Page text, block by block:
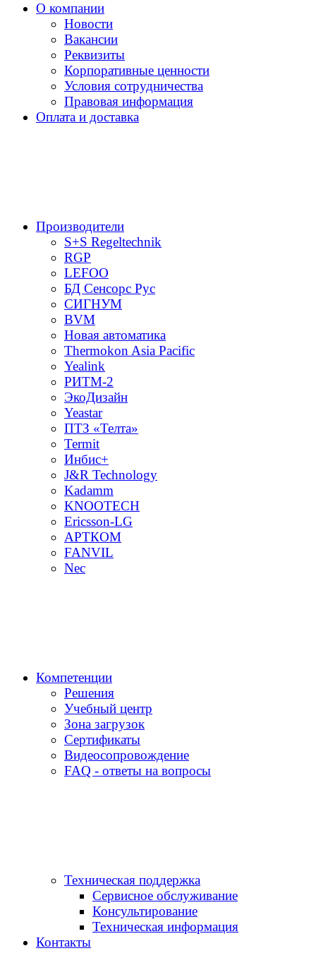
О компании
Новости
Вакансии
Реквизиты
Корпоративные ценности
Условия сотрудничества
Правовая информация
Оплата и доставка
Производители
S+S Regeltechnik
RGP
LEFOO
БД Сенсорс Рус
СИГНУМ
BVM
Новая автоматика
Thermokon Asia Pacific
Yealink
РИТМ-2
ЭкоДизайн
Yeastar
ПТЗ «Телта»
Termit
Инбис+
J&R Technology
Kadamm
KNOOTECH
Ericsson-LG
АРТКОМ
FANVIL
Nec
Компетенции
Решения
Учебный центр
Зона загрузок
Сертификаты
Видеосопровождение
FAQ - ответы на вопросы
Техническая поддержка
Сервисное обслуживание
Консультирование
Техническая информация
Контакты